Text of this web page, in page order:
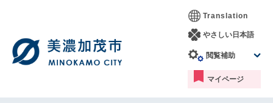
す。
し
Translation
やさしい日本語
閲覧補助
マイページ